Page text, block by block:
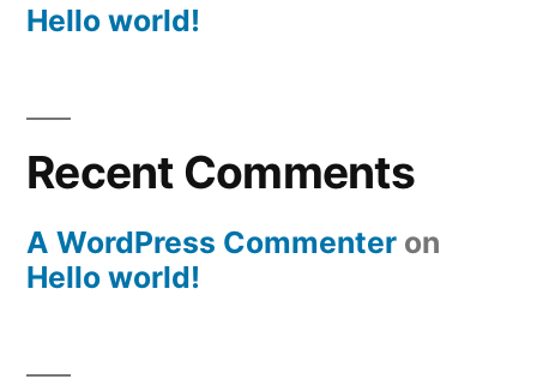
Hello world!
Recent Comments
A WordPress Commenter on
Hello world!